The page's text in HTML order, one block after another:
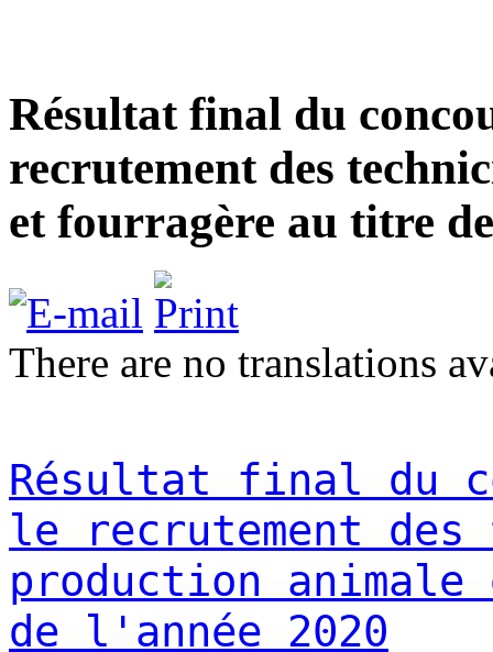
Résultat final du
recrutement des
et fourragère au titre
There are no translations
Résultat final du
le recrutement des
production
de l'année 2020